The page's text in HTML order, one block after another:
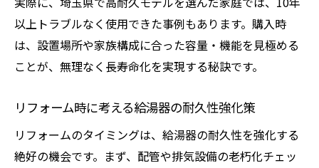
以上トラブルなく使用できた事例もあります。購入時
は、設置場所や家族構成に合った容量・機能を見極める
ことが、無理なく長寿命化を実現する秘訣です。
リフォーム時に考える給湯器の耐久性強化策
リフォームのタイミングは、給湯器の耐久性を強化する
絶好の機会です。まず、配管や排気設備の老朽化チェッ